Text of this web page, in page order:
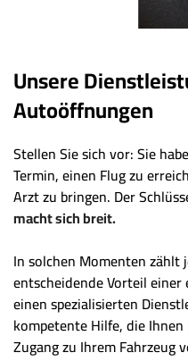
Unsere
Autoöffnungen
Stellen Sie sich vor: Sie
Termin, einen Flug zu
Arzt zu bringen. Der
macht sich breit.
In solchen Momenten
entscheidende Vorteil
einen spezialisierten
kompetente Hilfe, die
Zugang zu Ihrem Fahrzeug